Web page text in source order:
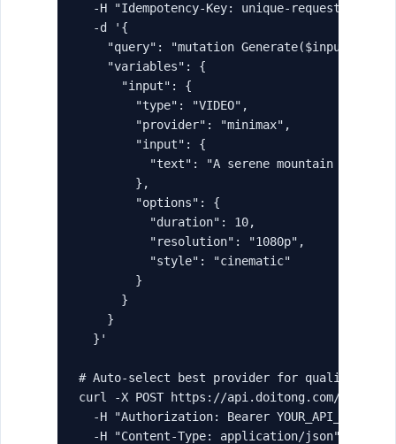
-H "Idempotency-Key: unique-request-id-
  -d '{
"query": "mutation Generate($input:
    "variables": {
      "input": {
        "type": "VIDEO",
        "provider": "minimax",
        "input": {
"text": "A serene mountain
        },
        "options": {
          "duration": 10,
          "resolution": "1080p",
          "style": "cinematic"
        }
      }
    }
  }'
# Auto-select best provider for quality
curl -X POST https://api.doitong.com/
  -H "Authorization: Bearer YOUR_API_KEY" \
  -H "Content-Type: application/json" \